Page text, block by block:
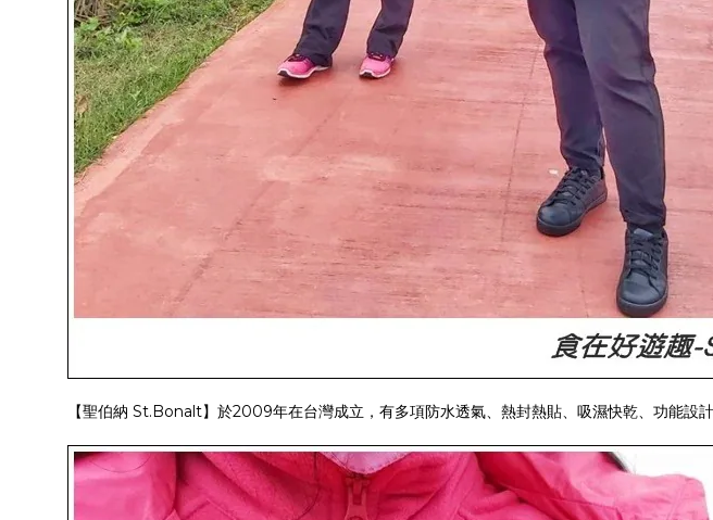
【聖伯納 St.Bonalt】於2009年在台灣成立，有多項防水透氣、熱封熱貼、吸濕快乾、功能設